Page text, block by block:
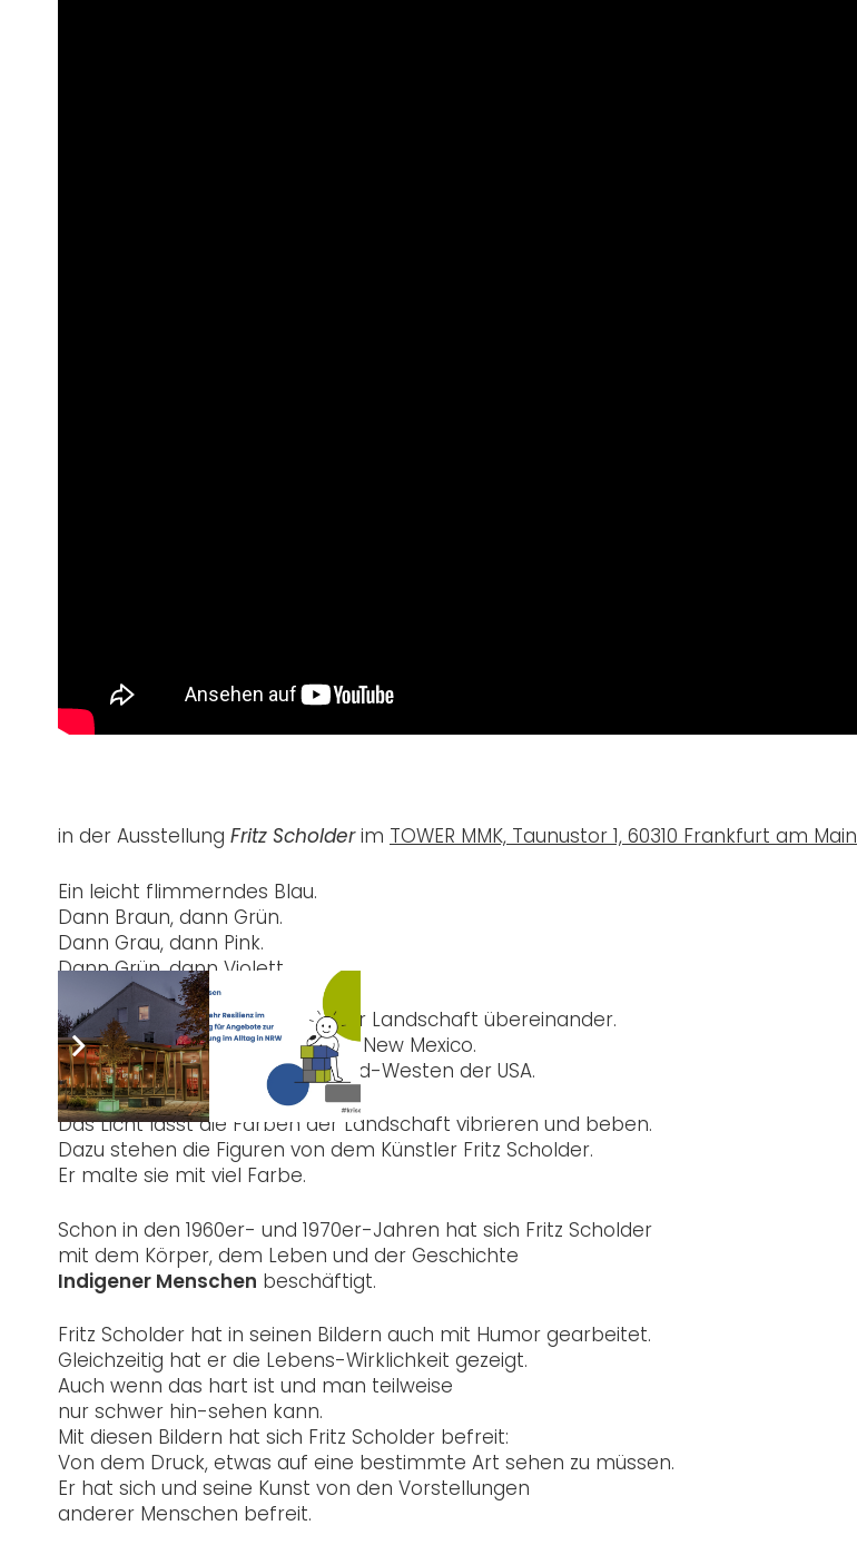
in der Ausstellung Fritz Scholder im TOWER MMK, Taunustor 1, 60310 Frankfurt am Main
Ein leicht flimmerndes Blau.
Dann Braun, dann Grün.
Dann Grau, dann Pink.
Dann Grün, dann Violett.
Dann wieder Blau.
So schichten sich die Farben der Landschaft übereinander.
Es sind die Farben des heutigen New Mexico.
Dieser Bundes-Staat liegt im Süd-Westen der USA.
Das Licht lässt die Farben der Landschaft vibrieren und beben.
Dazu stehen die Figuren von dem Künstler Fritz Scholder.
Er malte sie mit viel Farbe.
Schon in den 1960er- und 1970er-Jahren hat sich Fritz Scholder
mit dem Körper, dem Leben und der Geschichte
Indigener Menschen beschäftigt.
Fritz Scholder hat in seinen Bildern auch mit Humor gearbeitet.
Gleichzeitig hat er die Lebens-Wirklichkeit gezeigt.
Auch wenn das hart ist und man teilweise
nur schwer hin-sehen kann.
Mit diesen Bildern hat sich Fritz Scholder befreit:
Von dem Druck, etwas auf eine bestimmte Art sehen zu müssen.
Er hat sich und seine Kunst von den Vorstellungen
anderer Menschen befreit.